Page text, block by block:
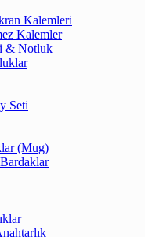
Kalemleri
Kalemler
& Notluk
Seti
(Mug)